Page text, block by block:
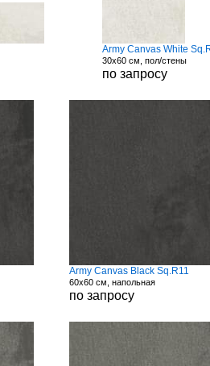
Army Canvas White
30x60 см, пол/стены
по запросу
Army Canvas Black Sq.R11
60x60 см, напольная
по запросу